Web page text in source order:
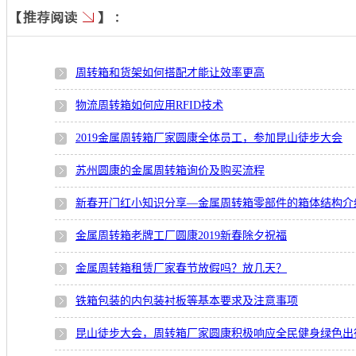
周转箱和货架如何搭配才能让效率更高
物流周转箱如何应用RFID技术
2019金属周转箱厂家圆康全体员工，参加昆山徒步大会
苏州圆康的金属周转箱询价及购买流程
新春开门红小知识分享—金属周转箱零部件的箱体结构介
金属周转箱老牌工厂圆康2019新春除夕祝福
金属周转箱租赁厂家春节放假吗？放几天？
铁箱包装的内包装衬板等基本要求及注意事项
昆山徒步大会，周转箱厂家圆康积极响应全民健身绿色出